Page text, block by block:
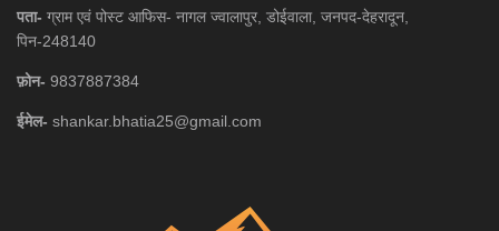
पता- ग्राम एवं पोस्ट आफिस- नागल ज्वालापुर, डोईवाला, जनपद-देहरादून,
पिन-248140
फ़ोन- 9837887384
ईमेल- shankar.bhatia25@gmail.com